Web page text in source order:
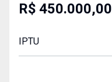
R$ 450.000,00
IPTU